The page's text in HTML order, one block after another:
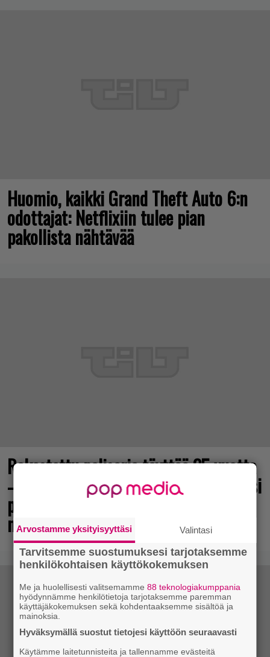
Huomio, kaikki Grand Theft Auto 6:n
odottajat: Netflixiin tulee pian
pakollista nähtävää
Rakastettu pelisarja täyttää 25 vuotta
– vuonna 2012 julkaistu osa ilmaiseksi
pc:lle, muita osia voi testailla
maksutta
Arvostamme yksityisyyttäsi Valintasi
Tarvitsemme suostumuksesi tarjotaksemme
henkilökohtaisen käyttökokemuksen
Me ja huolellisesti valitsemamme88 teknologiakumppania
hyödynnämme henkilötietoja tarjotaksemme paremman
käyttäjäkokemuksen sekä kohdentaaksemme sisältöä ja
mainoksia.
Hyväksymällä suostut tietojesi käyttöön seuraavasti
Käytämme laitetunnisteita ja tallennamme evästeitä